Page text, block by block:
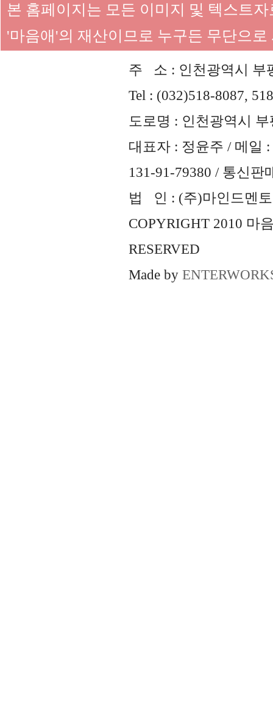
본 홈페이지는 모든 이미지 및 텍스트
'마음애'의 재산이므로 누구든 무단으
주 소 : 인천광역시 부
Tel : (032)518-8087,
도로명 : 인천광역시
대표자 : 정윤주 / 메일 :
131-91-79380 / 통신판
법 인 : (주)마인드멘토
COPYRIGHT 2010 마
RESERVED
Made by